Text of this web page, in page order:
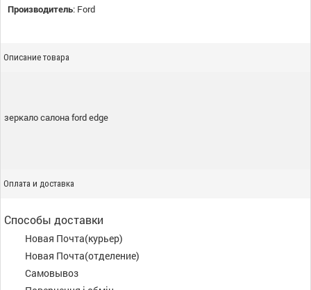
Производитель: Ford
Описание товара
зеркало салона ford edge
Оплата и доставка
Способы доставки
Новая Почта(курьер)
Новая Почта(отделение)
Самовывоз